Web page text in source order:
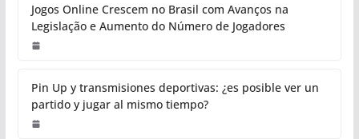
Jogos Online Crescem no Brasil com Avanços na
Legislação e Aumento do Número de Jogadores
Pin Up y transmisiones deportivas: ¿es posible ver un
partido y jugar al mismo tiempo?